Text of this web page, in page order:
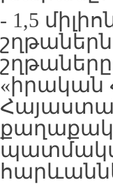
- 1,5
շղթաներն
«իրական